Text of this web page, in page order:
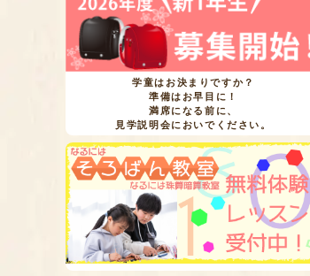
学童はお決まりですか？
準備はお早目に！
満席になる前に、
見学説明会においでください。